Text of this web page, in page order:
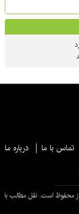
تماس با ما درباره ما
محفوظ است. نقل مطالب با